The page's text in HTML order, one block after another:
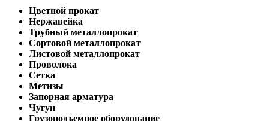
Цветной прокат
Нержавейка
Трубный металлопрокат
Сортовой металлопрокат
Листовой металлопрокат
Проволока
Сетка
Метизы
Запорная арматура
Чугун
Грузоподъемное оборудование